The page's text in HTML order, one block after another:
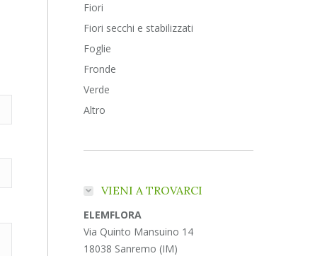
Fiori
Fiori secchi e stabilizzati
Foglie
Fronde
Verde
Altro
VIENI A TROVARCI
ELEMFLORA
Via Quinto Mansuino 14
18038 Sanremo (IM)